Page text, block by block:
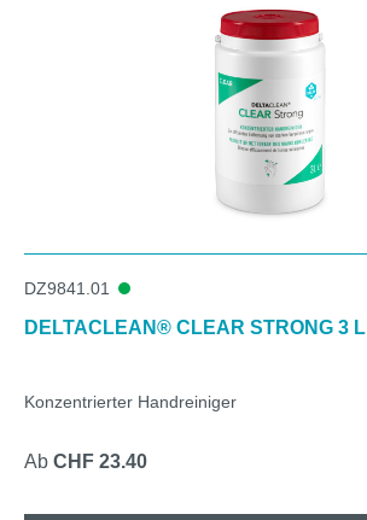
DZ9841.01
DELTACLEAN® CLEAR STRONG 3 L
Konzentrierter Handreiniger
Ab CHF 23.40